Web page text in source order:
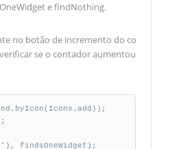
e findNothing.
no botão de incremento do co
se o contador aumentou
findsOneWidget);